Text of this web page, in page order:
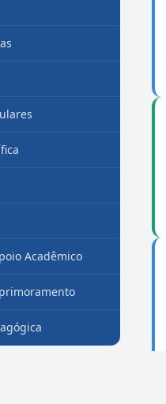
Acadêmico